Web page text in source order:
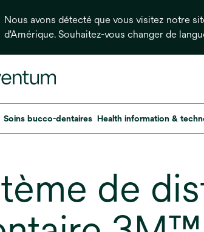
Nous avons détecté que vous visitez notre
d'Amérique. Souhaitez-vous changer de
Soins bucco-dentaires Health information &
de